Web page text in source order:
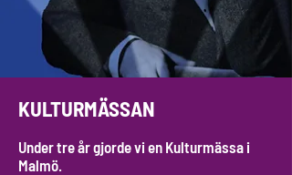
KULTURMÄSSAN
Under tre år gjorde vi en Kulturmässa i
Malmö.